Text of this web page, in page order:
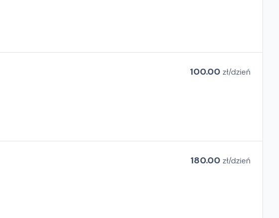
100.00 zł/dzień
180.00 zł/dzień